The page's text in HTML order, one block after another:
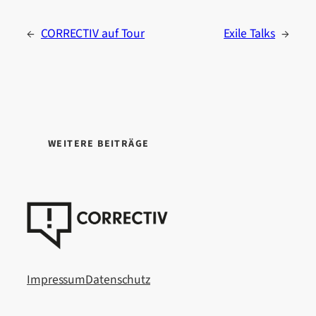
← CORRECTIV auf Tour Exile Talks →
WEITERE BEITRÄGE
ImpressumDatenschutz